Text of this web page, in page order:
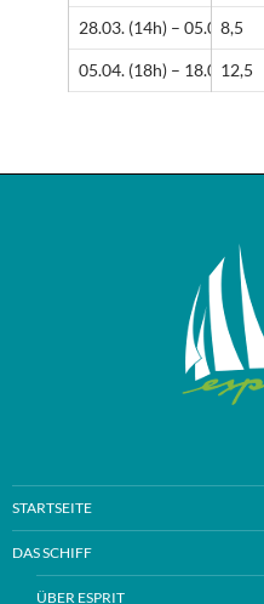
8,5
12,5
28.03. (14h) – 05.04. (17h)
05.04. (18h) – 18.04. (13h)
STARTSEITE
DAS SCHIFF
ÜBER ESPRIT